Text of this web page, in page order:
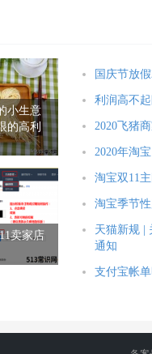
小生意
的高利
卖家店
国庆节放
利润高不
2020飞猪
2020年淘
淘宝双11
淘宝季节
天猫新规 |
通知
支付宝帐